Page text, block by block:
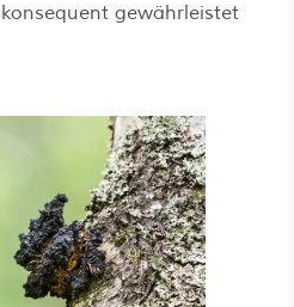
konsequent gewährleistet